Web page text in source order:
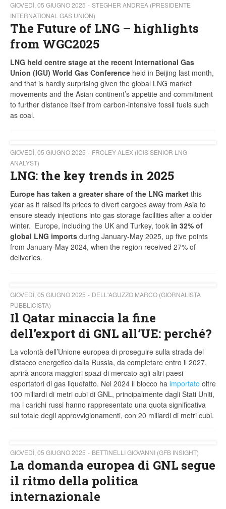
GIOVEDÌ, 05 GIUGNO 2025
STEGHER ANDREA (PRESIDENTE
INTERNATIONAL GAS UNION)
The Future of LNG – highlights
from WGC2025
LNG held centre stage at the recent International Gas
Union (IGU) World Gas Conference held in Beijing last month,
and that is hardly surprising given the global LNG market
movements and the Asian continent’s appetite and commitment
to further distance itself from carbon-intensive fossil fuels such
as coal.
GIOVEDÌ, 05 GIUGNO 2025
FROLEY ALEX (ICIS SENIOR LNG
ANALYST)
LNG: the key trends in 2025
Europe has taken a greater share of the LNG market this
year as it raised its prices to divert cargoes away from Asia to
ensure steady injections into gas storage facilities after a colder
winter. Europe, including the UK and Turkey, took in 32% of
global LNG imports during January-May 2025, up five points
from January-May 2024, when the region received 27% of
deliveries.
GIOVEDÌ, 05 GIUGNO 2025
DELL'AGUZZO MARCO (GIORNALISTA
PUBBLICISTA)
Il Qatar minaccia la fine
dell’export di GNL all’UE: perché?
La volontà dell’Unione europea di proseguire sulla strada del
distacco energetico dalla Russia, da completare entro il 2027,
aprirà ancora maggiori spazi di mercato agli altri paesi
esportatori di gas liquefatto. Nel 2024 il blocco ha importato oltre
100 miliardi di metri cubi di GNL, principalmente dagli Stati Uniti,
ma i carichi russi hanno rappresentato una quota significativa
sul totale degli approvvigionamenti, con 20 miliardi di metri cubi.
GIOVEDÌ, 05 GIUGNO 2025 BETTINELLI GIOVANNI (GFB INSIGHT)
La domanda europea di GNL segue
il ritmo della politica
internazionale